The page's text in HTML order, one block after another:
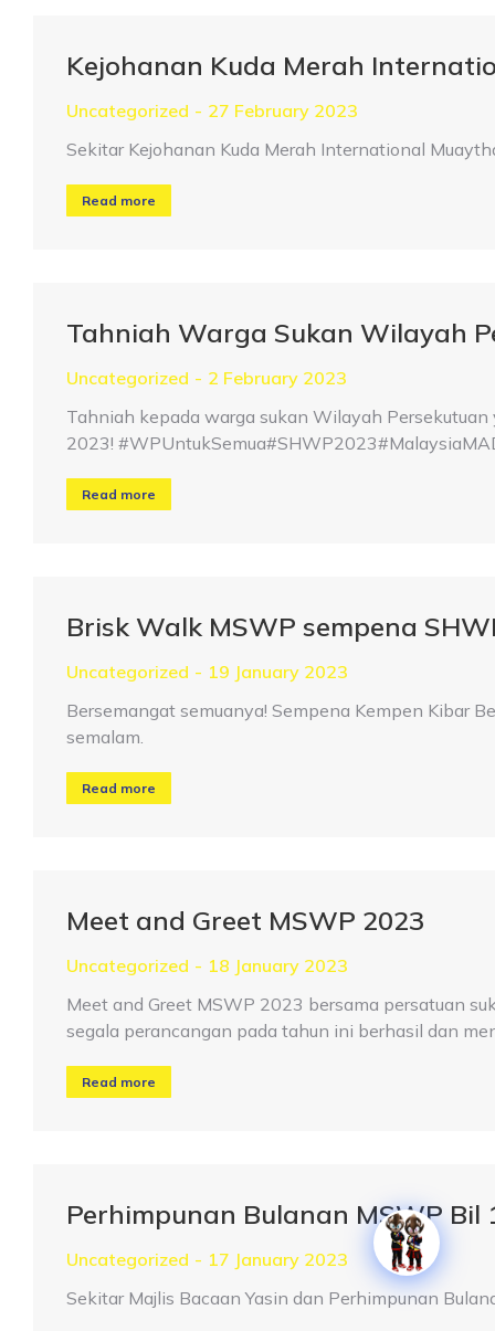
Kejohanan Kuda Merah
Uncategorized
27 February 2023
Sekitar Kejohanan Kuda Merah International
Read more
Tahniah Warga Sukan Wilayah
Uncategorized
2 February 2023
Tahniah kepada warga sukan Wilayah
2023!
Read more
Brisk Walk MSWP sempena
Uncategorized
19 January 2023
Bersemangat semuanya! Sempena Kempen Kibar
semalam.
Read more
Meet and Greet MSWP 2023
Uncategorized
18 January 2023
Meet and Greet MSWP 2023 bersama persatuan
segala perancangan pada tahun ini berhasil dan
Read more
Perhimpunan Bulanan MSWP Bil
Uncategorized
17 January 2023
Sekitar Majlis Bacaan Yasin dan Perhimpunan